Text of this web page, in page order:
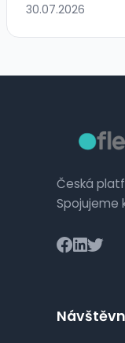
30.07.2026
Česká
Spojujeme